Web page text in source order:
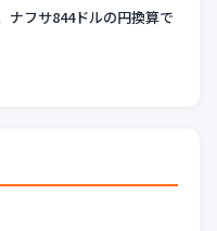
ナフサ844ドルの円換算で